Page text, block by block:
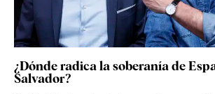
¿Dónde radica la soberanía de
Salvador?